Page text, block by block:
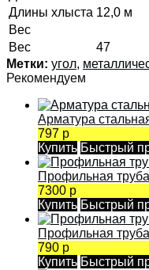
Длины хлыста 12,0 м
Вес
Вес
47
Метки: угол,
Рекомендуем
Арматура
797 р
Купить Быстрый
Профильная
7300 р
Купить Быстрый
Профильная
790 р
Купить Быстрый